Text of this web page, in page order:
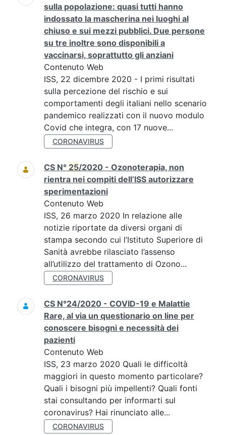
sulla popolazione: quasi tutti hanno
indossato la mascherina nei luoghi al
chiuso e sui mezzi pubblici. Due persone
su tre inoltre sono disponibili a
vaccinarsi, soprattutto gli anziani
Contenuto Web
ISS, 22 dicembre 2020 - I primi risultati
sulla percezione del rischio e sui
comportamenti degli italiani nello scenario
pandemico realizzati con il nuovo modulo
Covid che integra, con 17 nuove...
CORONAVIRUS
CS N° 25/2020 - Ozonoterapia, non
rientra nei compiti dell’ISS autorizzare
sperimentazioni
Contenuto Web
ISS, 26 marzo 2020 In relazione alle
notizie riportate da diversi organi di
stampa secondo cui l’Istituto Superiore di
Sanità avrebbe rilasciato l’assenso
all’utilizzo del trattamento di Ozono...
CORONAVIRUS
CS N°24/2020 - COVID-19 e Malattie
Rare, al via un questionario on line per
conoscere bisogni e necessità dei
pazienti
Contenuto Web
ISS, 23 marzo 2020 Quali le difficoltà
maggiori in questo momento particolare?
Quali i bisogni più impellenti? Quali fonti
stai consultando per informarti sul
coronavirus? Hai rinunciato alle...
CORONAVIRUS